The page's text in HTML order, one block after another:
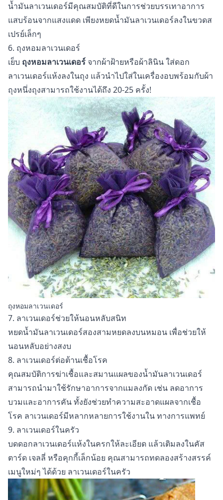
น้ำมันลาเวนเดอร์มีคุณสมบัติที่ดีในการช่วยบรรเทาอาการ
แสบร้อนจากแสงแดด เพียงหยดน้ำมันลาเวนเดอร์ลงในขวดส
เปรย์เล็กๆ
6. ถุงหอมลาเวนเดอร์
เย็บ ถุงหอมลาเวนเดอร์ จากผ้าฝ้ายหรือผ้าลินิน ใส่ดอก
ลาเวนเดอร์แห้งลงในถุง แล้วนำไปใส่ในเครื่องอบพร้อมกับผ้า
ถุงหนึ่งถุงสามารถใช้งานได้ถึง 20-25 ครั้ง!
ถุงหอมลาเวนเดอร์
7. ลาเวนเดอร์ช่วยให้นอนหลับสนิท
หยดน้ำมันลาเวนเดอร์สองสามหยดลงบนหมอน เพื่อช่วยให้
นอนหลับอย่างสงบ
8. ลาเวนเดอร์ต่อต้านเชื้อโรค
คุณสมบัติการฆ่าเชื้อและสมานแผลของน้ำมันลาเวนเดอร์
สามารถนำมาใช้รักษาอาการจากแมลงกัด เช่น ลดอาการ
บวมและอาการคัน ทั้งยังช่วยทำความสะอาดแผลจากเชื้อ
โรค ลาเวนเดอร์มีหลากหลายการใช้งานในทางการแพทย์
9. ลาเวนเดอร์ในครัว
บดดอกลาเวนเดอร์แห้งในครกให้ละเอียด แล้วเติมลงในคัส
ตาร์ด เจลลี่ หรือคุกกี้เล็กน้อย คุณสามารถทดลองสร้างสรรค์
เมนูใหม่ๆ ได้ด้วย ลาเวนเดอร์ในครัว